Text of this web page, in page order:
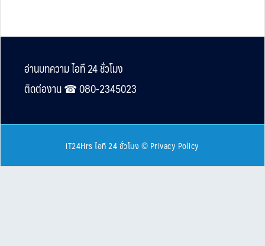
Footer
อ่านบทความ ไอที 24 ชั่วโมง
ติดต่องาน ☎︎ 080-2345023
iT24Hrs ไอที 24 ชั่วโมง © Privacy Policy